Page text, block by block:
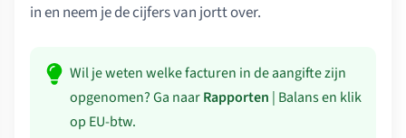
in en neem je de cijfers van jortt over.
Wil je weten welke facturen in de aangifte zijn
opgenomen? Ga naarRapporten | Balans en klik
op EU-btw.